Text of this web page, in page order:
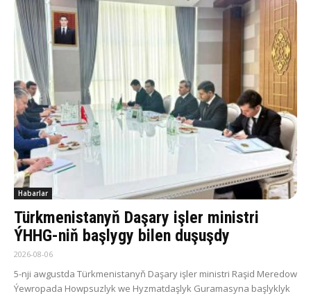
Habarlar
Türkmenistanyň Daşary işler ministri
ÝHHG-niň başlygy bilen duşuşdy
2026-08-06
5-nji awgustda Türkmenistanyň Daşary işler ministri Raşid Meredow
Ýewropada Howpsuzlyk we Hyzmatdaşlyk Guramasyna başlyklyk